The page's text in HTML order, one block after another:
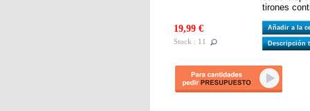
tirones
19,99 €
Stock : 11
Añadir a la
Descripción